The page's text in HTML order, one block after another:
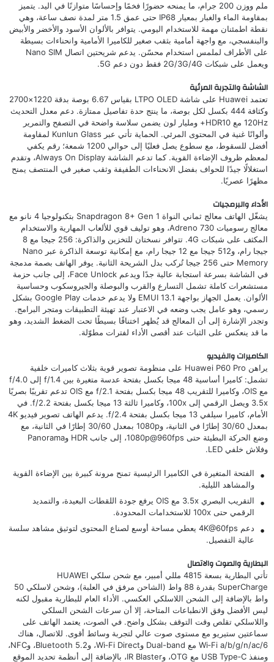
ملم ووزن 200 جرام، ما يمنحه حضورًا فخمًا وإحساسًا متوازنًا في اليد. يتميز
بمقاومة الماء والغبار بمعيار IP68 حتى عمق 1.5 متر لمدة نصف ساعة، وهي
نقطة اطمئنان مهمة للاستخدام اليومي. يتوافر بالألوان الأسود والأخضر والأبيض
والبنفسجي، مع واجهة أمامية بثقب صغير للكاميرا الأمامية وانحناءات بسيطة
على الأطراف لملمس استخدام محسّن. يدعم شريحتين اتصال Nano SIM
ويعمل على شبكات 2G/3G/4G فقط دون دعم 5G.
الشاشة والتجربة المرئية
تعتمد Huawei على شاشة LTPO OLED بقياس 6.67 بوصة بدقة 1220×2700
وكثافة 444 بكسل لكل بوصة، ما ينتج حدة تفاصيل ممتازة. دعم معدل التحديث
120Hz مع HDR10+ ومليار لون يضمن سلاسة واضحة في التصفح والتمرير
وألوانًا غنية في المحتوى المرئي. الحماية تأتي عبر Kunlun Glass لمقاومة
أفضل للسقوط، مع سطوع يصل فعليًا إلى حوالي 1200 شمعة؛ رقم يكفي
لمعظم ظروف الإضاءة القوية. كما تدعم الشاشة Always On Display، وتقدم
استغلالًا جيدًا للحواف بفضل الانحناءات الطفيفة وثقب صغير في المنتصف يمنح
مظهرًا عصريًا.
الأداء والبرمجيات
يشغّل الهاتف معالج ثماني النواة Snapdragon 8+ Gen 1 بتكنولوجيا 4 نانو مع
معالج رسوميات Adreno 730، وهو توليف قوي للألعاب المهارية والاستخدام
المكثف على شبكات 4G. تتوافر نسختان للتخزين والذاكرة: 256 جيجا مع 8
جيجا رام، و512 جيجا مع 12 جيجا رام، مع إمكانية توسعة الذاكرة عبر Nano
Memory حتى 256 جيجا تُركب بدل الشريحة الثانية. يوفر الهاتف بصمة مدمجة
في الشاشة بسرعة استجابة عالية جدًا ويدعم Face Unlock، إلى جانب حزمة
مستشعرات كاملة تشمل التسارع والقرب والبوصلة والجيروسكوب وحساسية
الألوان. يعمل الجهاز بواجهة EMUI 13.1 ولا يدعم خدمات Google Play بشكل
رسمي، وهو عامل يجب وضعه في الاعتبار عند تهيئة التطبيقات ومتجر البرامج.
وتجدر الإشارة إلى أن المعالج قد يُظهر اختناقًا بسيطًا تحت الضغط الشديد، وهو
ما قد ينعكس على الثبات عند أقصى الأداء لفترات مطوّلة.
الكاميرات والفيديو
يراهن Huawei P60 Pro على منظومة تصوير قوية بثلاث كاميرات خلفية
تشمل: كاميرا أساسية 48 ميجا بكسل بفتحة عدسة متغيرة بين f/1.4 إلى f/4.0
مع OIS، وكاميرا للتقريب 48 ميجا بكسل بفتحة f/2.1 مع OIS تدعم تقريبًا بصريًا
3.5x ويصل الرقمي إلى 100x، وكاميرا ثالثة 13 ميجا بكسل بفتحة f/2.2. في
الأمام، كاميرا سيلفي 13 ميجا بكسل بفتحة f/2.4. يدعم الهاتف تصوير فيديو 4K
بمعدل 30/60 إطارًا في الثانية، و1080p بمعدل 30/60 إطارًا في الثانية، مع
وضع الحركة البطيئة حتى 1080p@960fps، إلى جانب HDR وPanorama
وفلاش خلفي LED.
الفتحة المتغيرة في الكاميرا الرئيسية تمنح مرونة كبيرة بين الإضاءة القوية
والمشاهد الليلية.
التقريب البصري 3.5x مع OIS يرفع جودة اللقطات البعيدة، والتمديد
الرقمي حتى 100x للاستخدامات المحدودة.
دعم 4K@60fps يعطي مساحة أوسع لصناع المحتوى لتوثيق مشاهد سلسة
عالية التفصيل.
البطارية والصوت والاتصال
تأتي البطارية بسعة 4815 مللي أمبير، مع شحن سلكي HUAWEI
SuperCharge بقدرة 88 واط (الشاحن مرفق في العلبة)، وشحن لاسلكي 50
واط بالإضافة إلى الشحن اللاسلكي العكسي. الأداء العام للبطارية مقبول لكنه
ليس الأفضل وفق الانطباعات المتاحة، إلا أن سرعات الشحن السلكي
واللاسلكي تقلص وقت التوقف بشكل واضح. في الصوت، يعتمد الهاتف على
سماعتين ستيريو مع مستوى صوت عالي لتجربة وسائط أقوى. للاتصال، هناك
Wi‑Fi a/b/g/n/ac/6 مع Dual-band وWi‑Fi Direct، وBluetooth 5.2، وNFC،
ومنفذ USB Type‑C مع OTG، وIR Blaster، بالإضافة إلى أنظمة تحديد الموقع